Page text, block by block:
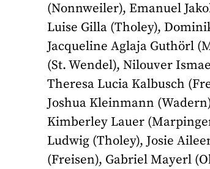
(Nonnweiler), Emanuel
Luise Gilla (Tholey),
Jacqueline Aglaja Guthörl
(St. Wendel), Nilouver
Theresa Lucia Kalbusch
Joshua Kleinmann
Kimberley Lauer
Ludwig (Tholey), Josie
(Freisen), Gabriel Mayerl